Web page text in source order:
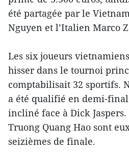
été partagée par le
Nguyen et l’Italien Marco
Les six joueurs
hisser dans le tournoi
comptabilisait 32 sportifs.
a été qualifié en demi-
incliné face à Dick
Truong Quang Hao sont
seizièmes de finale.